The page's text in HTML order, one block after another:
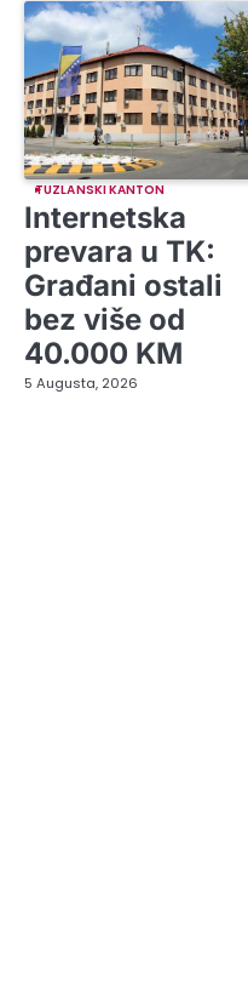
TUZLANSKI KANTON
Internetska
prevara u TK:
Građani ostali
bez više od
40.000 KM
5 Augusta, 2026